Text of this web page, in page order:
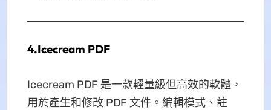
4.Icecream PDF
Icecream PDF 是一款輕量級但高效的軟體，
用於產生和修改 PDF 文件。編輯模式、註